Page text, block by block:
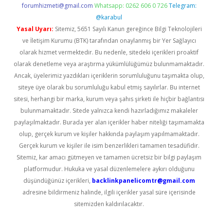
forumhizmeti@gmail.com Whatsapp: 0262 606 0 726 Telegram:
@karabul
Yasal Uyarı: Sitemiz, 5651 Sayılı Kanun gereğince Bilgi Teknolojileri
ve İletişim Kurumu (BTK) tarafından onaylanmış bir Yer Sağlayıcı
olarak hizmet vermektedir. Bu nedenle, sitedeki içerikleri proaktif
olarak denetleme veya araştırma yükümlülüğümüz bulunmamaktadır.
Ancak, üyelerimiz yazdıkları içeriklerin sorumluluğunu taşımakta olup,
siteye üye olarak bu sorumluluğu kabul etmiş sayılırlar. Bu internet
sitesi, herhangi bir marka, kurum veya şahıs şirketi ile hiçbir bağlantısı
bulunmamaktadır. Sitede yalnızca kendi hazırladığımız makaleler
paylaşılmaktadır. Burada yer alan içerikler haber niteliği taşımamakta
olup, gerçek kurum ve kişiler hakkında paylaşım yapılmamaktadır.
Gerçek kurum ve kişiler ile isim benzerlikleri tamamen tesadüfidir.
Sitemiz, kar amacı gütmeyen ve tamamen ücretsiz bir bilgi paylaşım
platformudur. Hukuka ve yasal düzenlemelere aykırı olduğunu
düşündüğünüz içerikleri, backlinkpanelicomtr@gmail.com
adresine bildirmeniz halinde, ilgili içerikler yasal süre içerisinde
sitemizden kaldırılacaktır.